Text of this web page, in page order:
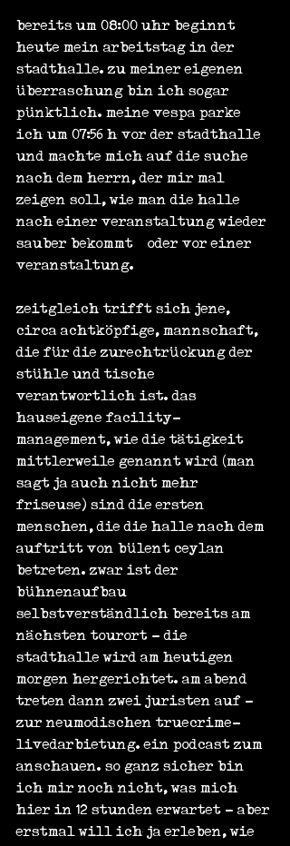
bereits um 08:00 uhr beginnt
heute mein arbeitstag in der
stadthalle. zu meiner eigenen
überraschung bin ich sogar
pünktlich. meine vespa parke
ich um 07:56 h vor der stadthalle
und machte mich auf die suche
nach dem herrn, der mir mal
zeigen soll, wie man die halle
nach einer veranstaltung wieder
sauber bekommt…oder vor einer
veranstaltung.
zeitgleich trifft sich jene,
circa achtköpfige, mannschaft,
die für die zurechtrückung der
stühle und tische
verantwortlich ist. das
hauseigene facility-
management, wie die tätigkeit
mittlerweile genannt wird (man
sagt ja auch nicht mehr
friseuse) sind die ersten
menschen, die die halle nach dem
auftritt von bülent ceylan
betreten. zwar ist der
bühnenaufbau
selbstverständlich bereits am
nächsten tourort - die
stadthalle wird am heutigen
morgen hergerichtet. am abend
treten dann zwei juristen auf -
zur neumodischen truecrime-
livedarbietung. ein podcast zum
anschauen. so ganz sicher bin
ich mir noch nicht, was mich
hier in 12 stunden erwartet - aber
erstmal will ich ja erleben, wie